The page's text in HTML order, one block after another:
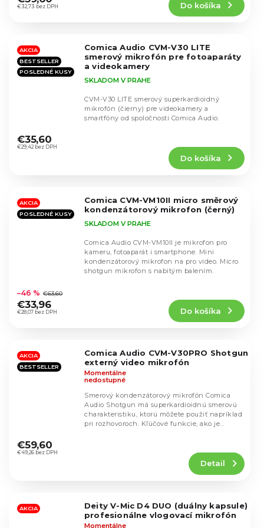
je
hviezdičiek.
€32,73 bez DPH Do košíka
AKCIA
BESTSELLER
POSLEDNÉ KUSY
Comica Audio CVM-V30 LITE
smerový mikrofón pre fotoaparáty
a videokamery
hodnotenie
produktu
hviezdičiek.
SKLADOM V PRAHE
€29,42 bez DPH
€35,60
Do košíka
CVM-V30 LITE smerový superkardioidný
mikrofón (čierny) pre videokamery a
smartfóny od spoločnosti Comica Audio.
AKCIA
POSLEDNÉ KUSY
Comica CVM-VM10II micro směrový
kondenzátorový mikrofon (černý)
hodnotenie
produktu
je
hviezdičiek.
SKLADOM V PRAHE
€28,07 bez DPH
–46 % €63,60
€33,96
Do košíka
Comica Audio CVM-VM10II je mikrofon pro
kameru, fotoaparát i smartphone. Mini
kondenzátorový mikrofon na pro video. Micro
shotgun mikrofon s nabitým balením.
AKCIA
BESTSELLER
Comica Audio CVM-V30PRO Shotgun
externý video mikrofón
hodnotenie
produktu
hviezdičiek.
Momentálne
nedostupné
€49,26 bez DPH
€59,60
Detail
Smerový kondenzátorový mikrofón Comica
Audio Shotgun má superkardioidnú smerovú
charakteristiku, ktorú môžete použiť napríklad
pri rozhovoroch. Kľúčové funkcie, ako je...
AKCIA
Deity V-Mic D4 DUO (duálny kapsule)
profesionálne vlogovací mikrofón
Momentálne